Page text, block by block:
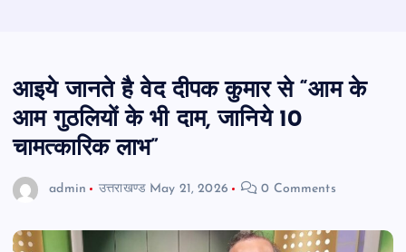
आइये जानते है वेद दीपक कुमार से “आम के
आम गुठलियों के भी दाम, जानिये 10
चामत्कारिक लाभ”
admin उत्तराखण्ड May 21, 2026 0 Comments